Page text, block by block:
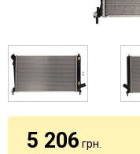
5 206 грн.